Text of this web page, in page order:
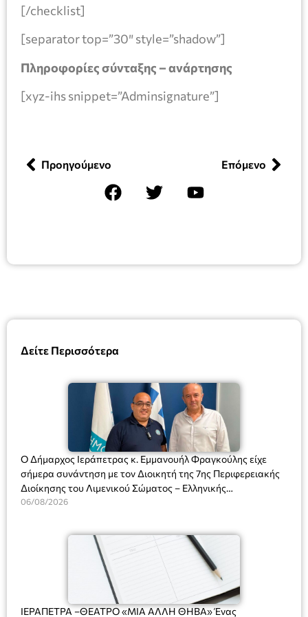
Δείτε Περισσότερα
Ο Δήμαρχος Ιεράπετρας κ. Εμμανουήλ Φραγκούλης είχε
σήμερα συνάντηση με τον Διοικητή της 7ης Περιφερειακής
Διοίκησης του Λιμενικού Σώματος – Ελληνικής
Ακτοφυλακής (Λ.Σ.-ΕΛ.ΑΚΤ.), Αρχιπλοίαρχο Λ.Σ. κ. Ιωάννη
06/08/2026
ΙΕΡΑΠΕΤΡΑ –ΘΕΑΤΡΟ «ΜΙΑ ΑΛΛΗ ΘΗΒΑ» Ένας
[/checklist]
[separator top=”30″ style=”shadow”]
Πληροφορίες σύνταξης – ανάρτησης
[xyz-ihs snippet=”Adminsignature”]
Προηγούμενο Επόμενο